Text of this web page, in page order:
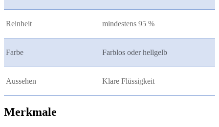
Reinheit mindestens 95 %
Farbe Farblos oder hellgelb
Aussehen Klare Flüssigkeit
Merkmale